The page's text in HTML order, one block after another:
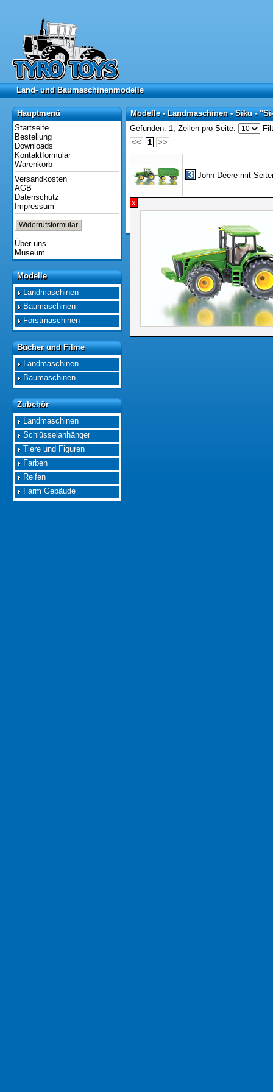
Land- und Baumaschinenmodelle
Land- und Baumaschinenmodelle
Hauptmenü
Hauptmenü
Startseite
Bestellung
Downloads
Kontaktformular
Warenkorb
Versandkosten
AGB
Datenschutz
Impressum
Widerrufsformular
Über uns
Museum
Modelle
Modelle
Landmaschinen
Baumaschinen
Forstmaschinen
Bücher und Filme
Bücher und Filme
Landmaschinen
Baumaschinen
Zubehör
Zubehör
Landmaschinen
Schlüsselanhänger
Tiere und Figuren
Farben
Reifen
Farm Gebäude
Modelle - Landmaschinen - Siku -
Modelle - Landmaschinen - Siku -
Gefunden: 1; Zeilen pro Seite:
<<
1 >>
x
John Deere mit
<<